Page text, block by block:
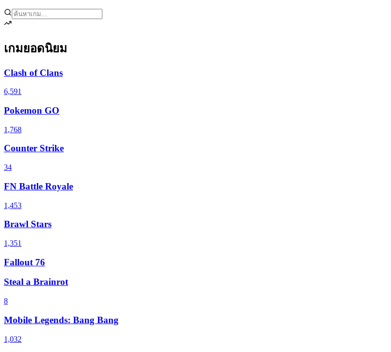
เกมยอดนิยม
Clash of Clans
6,591
Pokemon GO
1,768
Counter Strike
34
FN Battle Royale
1,453
Brawl Stars
1,351
Fallout 76
Steal a Brainrot
8
Mobile Legends: Bang Bang
1,032